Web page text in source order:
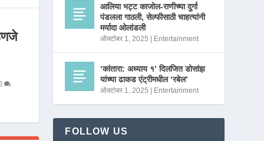
आलिया भट्ट काजोल-राणीच्या दुर्गा
पंडलला गाठली, सेल्फीसाठी चाहत्यांनी
मर्यादा ओलांडली
ऑक्टोबर 1, 2025 Entertainment
‘कांतारा: अध्याय १’ दिलजित डोसांझ
यांच्या ढाकड एंट्रीमधील ‘रबेल’
ऑक्टोबर 1, 2025 Entertainment
FOLLOW US